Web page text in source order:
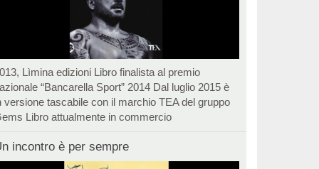
Lìmina edizioni Libro finalista al premio
“Bancarella Sport” 2014 Dal luglio 2015 è
versione tascabile con il marchio TEA del gruppo
Libro attualmente in commercio
incontro è per sempre